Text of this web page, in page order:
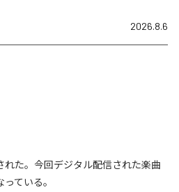
2026.8.6
れた。今回デジタル配信された楽曲
っている。